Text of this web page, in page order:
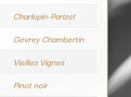
Charlopin-Parizot
Gevrey Chambertin
Vieilles Vignes
Pinot noir